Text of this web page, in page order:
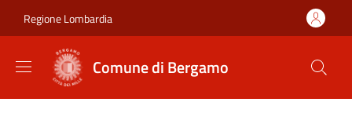
Regione Lombardia
Comune di Bergamo